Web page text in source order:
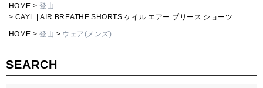
SEARCH
HOME
登山
CAYL | AIR BREATHE SHORTS ケイル エアー ブリース ショーツ
HOME 登山 ウェア(メンズ)